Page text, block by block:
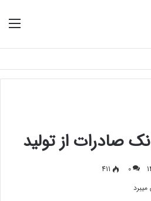
صادرات از تولید
0
411